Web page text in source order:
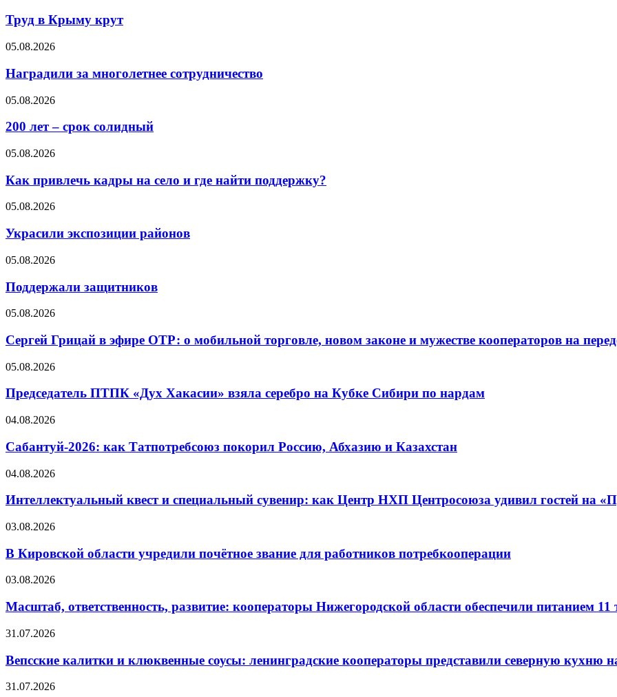
Труд в Крыму крут
05.08.2026
Наградили за многолетнее сотрудничество
05.08.2026
200 лет – срок солидный
05.08.2026
Как привлечь кадры на село и где найти поддержку?
05.08.2026
Украсили экспозиции районов
05.08.2026
Поддержали защитников
05.08.2026
Сергей Грицай в эфире ОТР: о мобильной торговле, новом законе и мужестве кооператоров на
05.08.2026
Председатель ПТПК «Дух Хакасии» взяла серебро на Кубке Сибири по нардам
04.08.2026
Сабантуй-2026: как Татпотребсоюз покорил Россию, Абхазию и Казахстан
04.08.2026
Интеллектуальный квест и специальный сувенир: как Центр НХП Центросоюза удивил гостей на
03.08.2026
В Кировской области учредили почётное звание для работников потребкооперации
03.08.2026
Масштаб, ответственность, развитие: кооператоры Нижегородской области обеспечили питанием
31.07.2026
Вепсские калитки и клюквенные соусы: ленинградские кооператоры представили северную кухню
31.07.2026